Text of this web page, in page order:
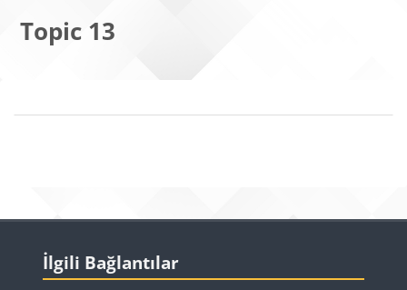
Topic 13
Bloklar
Bölüm anahatları
Bloklar
İlgili Bağlantılar